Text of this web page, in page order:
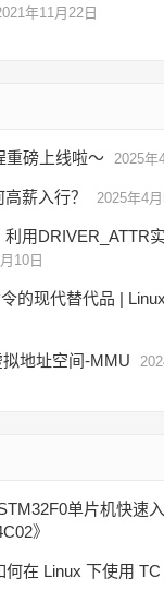
年11月22日
重磅上线啦～ 2025年
薪入行？ 2025年4月
用DRIVER_ATTR
10日
的现代替代品 |
地址空间-MMU
单片机快速
》
何在 Linux 下使用